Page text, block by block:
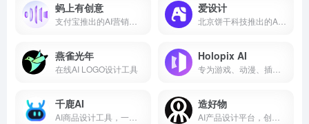
蚂上有创意
支付宝推出的AI营销设计平台
爱设计
北京饼干科技推出的AI在线设计平台
燕雀光年
在线AI LOGO设计工具
Holopix AI
专为游戏、动漫、插画打造的AI设计平台
千鹿AI
AI商品设计工具，一站式解决方案
造好物
AI产品设计平台，创意到商品一站式转化